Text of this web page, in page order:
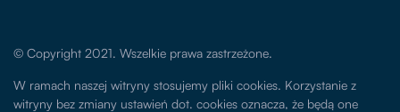
© Copyright 2021. Wszelkie prawa zastrzeżone.
W ramach naszej witryny stosujemy pliki cookies. Korzystanie z
witryny bez zmiany ustawień dot. cookies oznacza, że będą one